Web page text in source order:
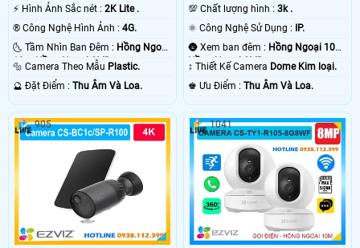
️⚡ Hình Ảnh Sắc nét : 2K Lite .
®️ Công Nghệ Hình Ảnh : 4G.
🌜 Tầm Nhìn Ban Đêm : Hồng Ngoại
10m Hồng Ngoại SMD.
🔩 Camera Theo Mẫu Plastic.
️🔮 Đặt Điểm : Thu Âm Và Loa.
💯 Chất lượng hình :3k .
⚛️ Công Nghệ Sử Dụng :
IP.
🌚 Xem ban đêm : Hồng Ngoại 10m
Hồng Ngoại SMD.
↕️ Thiết Kế Camera Dome Kim loại.
️♚ Ưu Điểm :Thu Âm Và Loa.
905 1041